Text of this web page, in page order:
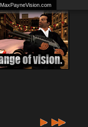
MaxPayneVision.com